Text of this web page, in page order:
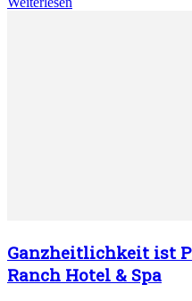
Ganzheitlichkeit ist
Ranch Hotel & Spa